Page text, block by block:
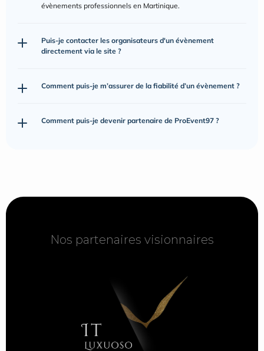
évènements professionnels en Martinique.
Puis-je contacter les organisateurs d'un évènement
directement via le site ?
Comment puis-je m’assurer de la fiabilité d’un évènement ?
Comment puis-je devenir partenaire de ProEvent97 ?
Nos partenaires visionnaires
Nos partenaires visionnaires